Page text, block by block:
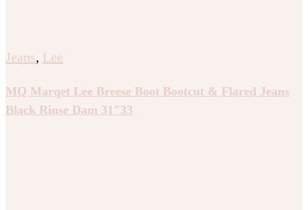
Jeans, Lee
MQ Marqet Lee Breese Boot Bootcut & Flared Jeans
Black Rinse Dam 31″33